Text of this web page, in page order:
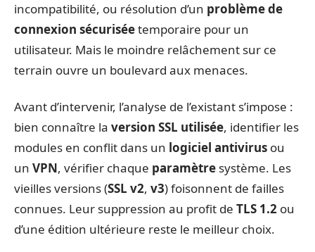
incompatibilité, ou résolution d’un problème de
connexion sécuriséetemporaire pour un
utilisateur. Mais le moindre relâchement sur ce
terrain ouvre un boulevard aux menaces.
Avant d’intervenir, l’analyse de l’existant s’impose :
bien connaître la version SSL utilisée, identifier les
modules en conflit dans un logiciel antivirus ou
un VPN, vérifier chaque paramètre système. Les
vieilles versions (SSL v2, v3) foisonnent de failles
connues. Leur suppression au profit de TLS 1.2 ou
d’une édition ultérieure reste le meilleur choix.